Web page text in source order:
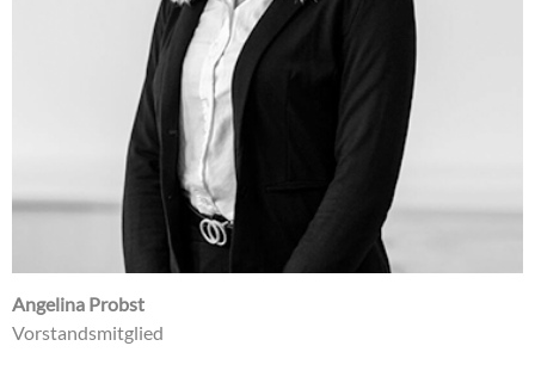
Angelina Probst
Vorstandsmitglied